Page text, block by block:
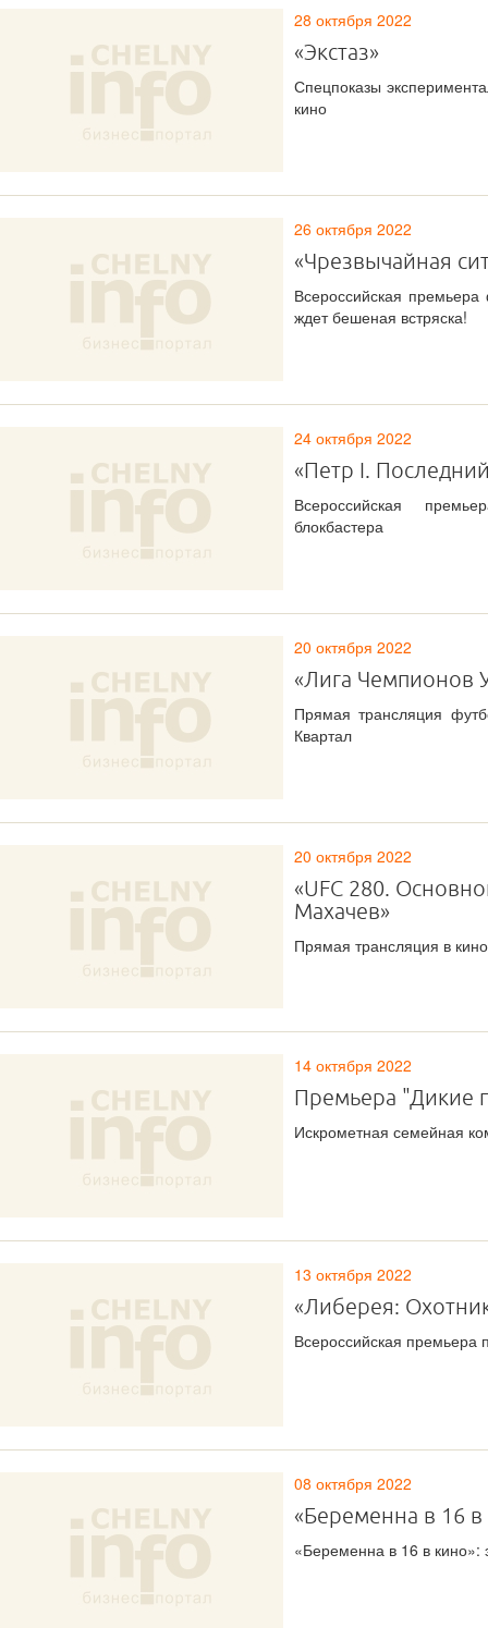
28 октября 2022
«Экстаз»
Спецпоказы
кино
26 октября 2022
«Чрезвычайная
Всероссийская
ждет бешеная встряска!
24 октября 2022
«Петр I.
Всероссийская
блокбастера
20 октября 2022
«Лига Чемпионов
Прямая трансляция
Квартал
20 октября 2022
«UFC 280.
Махачев»
Прямая трансляция в
14 октября 2022
Премьера "Дикие
Искрометная семейная
13 октября 2022
«Либерея:
Всероссийская премьера
08 октября 2022
«Беременна в 16 в
«Беременна в 16 в кино»: